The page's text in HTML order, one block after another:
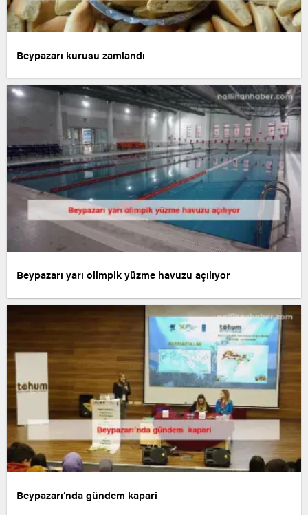
Beypazarı kurusu zamlandı
Beypazarı yarı olimpik yüzme havuzu açılıyor
Beypazarı’nda gündem kapari